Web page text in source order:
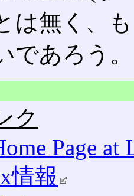
は無く、
であろう。
ク
Page at
情報